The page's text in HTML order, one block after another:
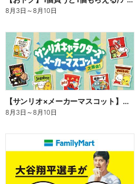
8月3日 ～8月10日
【サンリオ×メーカーマスコット】オリジナルグッズ貰える!
8月3日 ～8月10日